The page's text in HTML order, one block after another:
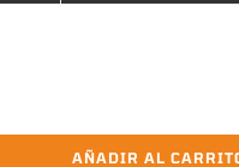
AÑADIR AL